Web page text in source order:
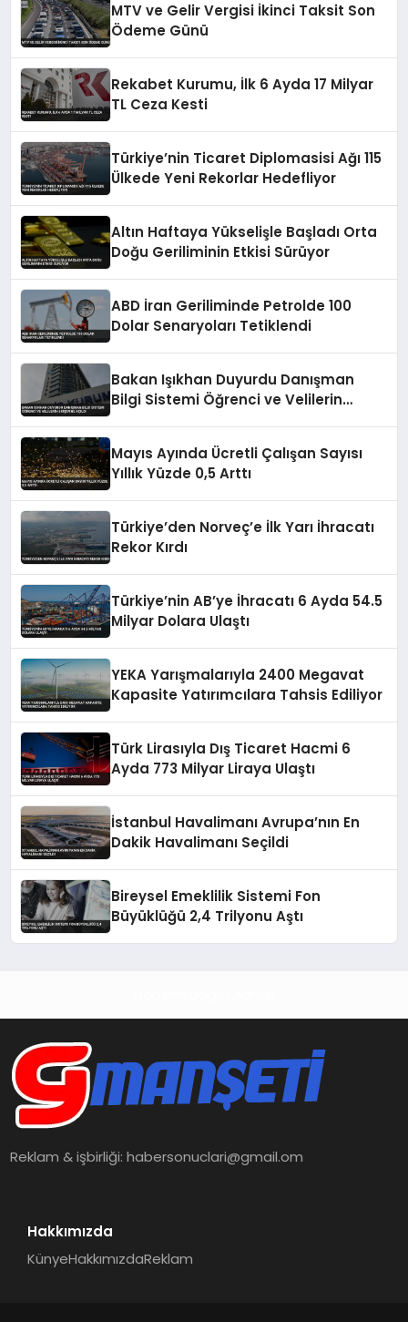
MTV ve Gelir Vergisi İkinci Taksit Son
Ödeme Günü
Rekabet Kurumu, İlk 6 Ayda 17 Milyar
TL Ceza Kesti
Türkiye’nin Ticaret Diplomasisi Ağı 115
Ülkede Yeni Rekorlar Hedefliyor
Altın Haftaya Yükselişle Başladı Orta
Doğu Geriliminin Etkisi Sürüyor
ABD İran Geriliminde Petrolde 100
Dolar Senaryoları Tetiklendi
Bakan Işıkhan Duyurdu Danışman
Bilgi Sistemi Öğrenci ve Velilerin
Mayıs Ayında Ücretli Çalışan Sayısı
Yıllık Yüzde 0,5 Arttı
Türkiye’den Norveç’e İlk Yarı İhracatı
Rekor Kırdı
Türkiye’nin AB’ye İhracatı 6 Ayda 54.5
Milyar Dolara Ulaştı
YEKA Yarışmalarıyla 2400 Megavat
Kapasite Yatırımcılara Tahsis Ediliyor
Türk Lirasıyla Dış Ticaret Hacmi 6
Ayda 773 Milyar Liraya Ulaştı
İstanbul Havalimanı Avrupa’nın En
Dakik Havalimanı Seçildi
Bireysel Emeklilik Sistemi Fon
Büyüklüğü 2,4 Trilyonu Aştı
Reklam & işbirliği:habersonuclari@gmail.om
Hakkımızda
KünyeHakkımızdaReklam